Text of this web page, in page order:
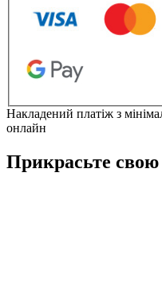
Крокс
Раннер
Чорний
Накладений платіж з
онлайн
Прикрасьте свою